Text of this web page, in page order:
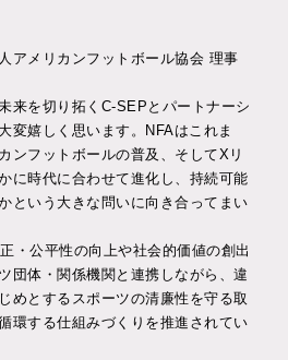
アメリカンフットボール協会 理事
来を切り拓くC-SEPとパートナーシ
変嬉しく思います。NFAはこれま
ンフットボールの普及、そしてXリ
に時代に合わせて進化し、持続可能
という大きな問いに向き合ってまい
・公平性の向上や社会的価値の創出
団体・関係機関と連携しながら、違
めとするスポーツの清廉性を守る取
環する仕組みづくりを推進されてい